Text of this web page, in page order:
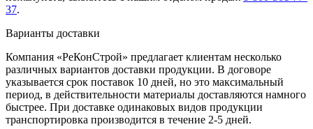
37.
Варианты доставки
Компания «РеКонСтрой» предлагает клиентам несколько
различных вариантов доставки продукции. В договоре
указывается срок поставок 10 дней, но это максимальный
период, в действительности материалы доставляются намного
быстрее. При доставке одинаковых видов продукции
транспортировка производится в течение 2-5 дней.